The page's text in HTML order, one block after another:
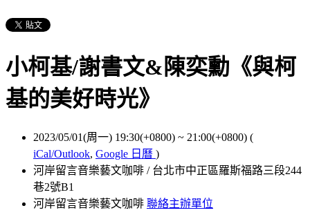
小柯基/謝書文&陳奕勳《與柯
基的美好時光》
2023/05/01(周一) 19:30(+0800) ~ 21:00(+0800) (
iCal/Outlook, Google 日曆 )
河岸留言音樂藝文咖啡 / 台北市中正區羅斯福路三段244
巷2號B1
河岸留言音樂藝文咖啡 聯絡主辦單位